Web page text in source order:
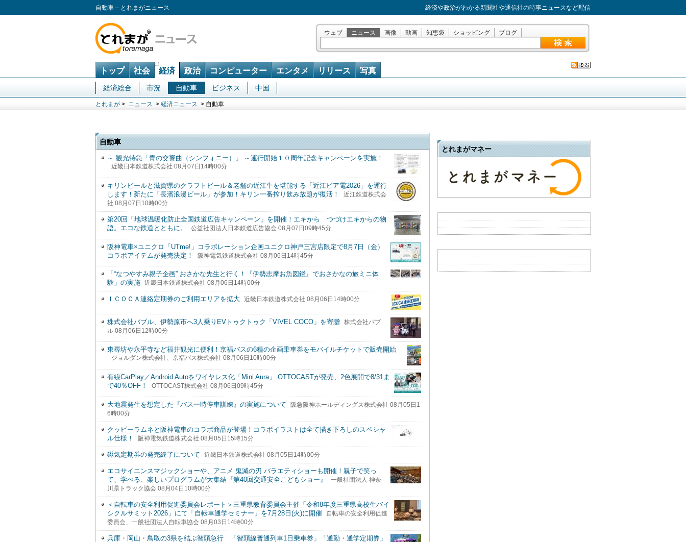
自動車 – とれまがニュース 経済や政治がわかる新聞社や通信社の時事ニュースなど配信
ウェブ ニュース 画像 動画 知恵袋 ショッピング ブログ
トップ 社会 経済 政治 コンピューター エンタメ リリース 写真
経済総合 市況 自動車 ビジネス 中国
とれまが > ニュース > 経済ニュース > 自動車
自動車
～ 観光特急「青の交響曲（シンフォニー）」 ～運行開始１０周年記念キャンペーンを実施！
近畿日本鉄道株式会社 08月07日14時00分
キリンビールと滋賀県のクラフトビール＆老舗の近江牛を堪能する「近江ビア電2026」を運行
します！新たに「長濱浪漫ビール」が参加！キリン一番搾り飲み放題が復活！
近江鉄道株式会
社 08月07日10時00分
第20回「地球温暖化防止全国鉄道広告キャンペーン」を開催！エキから つづけエキからの物
語。エコな鉄道とともに。
公益社団法人日本鉄道広告協会 08月07日09時45分
阪神電車×ユニクロ「UTme!」コラボレーション企画ユニクロ神戸三宮店限定で8月7日（金）
コラボアイテムが発売決定！
阪神電気鉄道株式会社 08月06日14時45分
「“なつやすみ親子企画” おさかな先生と行く！『伊勢志摩お魚図鑑』でおさかなの旅ミニ体
験」の実施
近畿日本鉄道株式会社 08月06日14時00分
ＩＣＯＣＡ連絡定期券のご利用エリアを拡大 近畿日本鉄道株式会社 08月06日14時00分
株式会社バブル、伊勢原市へ3人乗りEVトゥクトゥク「VIVEL COCO」を寄贈
株式会社バブ
ル 08月06日12時00分
東尋坊や永平寺など福井観光に便利！京福バスの6種の企画乗車券をモバイルチケットで販売開始
ジョルダン株式会社、京福バス株式会社 08月06日10時00分
有線CarPlay／Android Autoをワイヤレス化「Mini Aura」 OTTOCASTが発売、2色展開で8/31ま
で40％OFF！
OTTOCAST株式会社 08月06日09時45分
大地震発生を想定した『バス一時停車訓練』の実施について
阪急阪神ホールディングス株式会社 08月05日1
6時00分
クッピーラムネと阪神電車のコラボ商品が登場！コラボイラストは全て描き下ろしのスペシャ
ル仕様！
阪神電気鉄道株式会社 08月05日15時15分
磁気定期券の発売終了について 近畿日本鉄道株式会社 08月05日14時00分
エコサイエンスマジックショーや、アニメ 鬼滅の刃 バラエティショーも開催！親子で笑っ
て、学べる、楽しいプログラムが大集結『第40回交通安全こどもショー』
一般社団法人 神奈
川県トラック協会 08月04日10時00分
＜自転車の安全利用促進委員会レポート＞三重県教育委員会主催「令和8年度三重県高校生バイ
シクルサミット2026」にて「自転車通学セミナー」を7月28日(火)に開催
自転車の安全利用促進
委員会、一般社団法人自転車協会 08月03日14時00分
兵庫・岡山・鳥取の3県を結ぶ智頭急行 「智頭線普通列車1日乗車券」「通勤・通学定期券」
とれまがマネー